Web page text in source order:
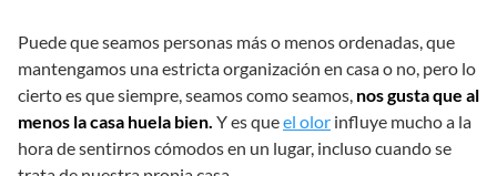
Puede que seamos personas más o menos ordenadas, que
mantengamos una estricta organización en casa o no, pero lo
cierto es que siempre, seamos como seamos, nos gusta que al
menos la casa huela bien. Y es queel olor influye mucho a la
hora de sentirnos cómodos en un lugar, incluso cuando se